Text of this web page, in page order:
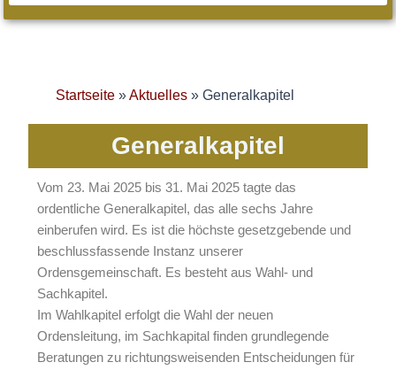
Startseite »Aktuelles »Generalkapitel
Generalkapitel
Vom 23. Mai 2025 bis 31. Mai 2025 tagte das
ordentliche Generalkapitel, das alle sechs Jahre
einberufen wird. Es ist die höchste gesetzgebende und
beschlussfassende Instanz unserer
Ordensgemeinschaft. Es besteht aus Wahl- und
Sachkapitel.
Im Wahlkapitel erfolgt die Wahl der neuen
Ordensleitung, im Sachkapital finden grundlegende
Beratungen zu richtungsweisenden Entscheidungen für